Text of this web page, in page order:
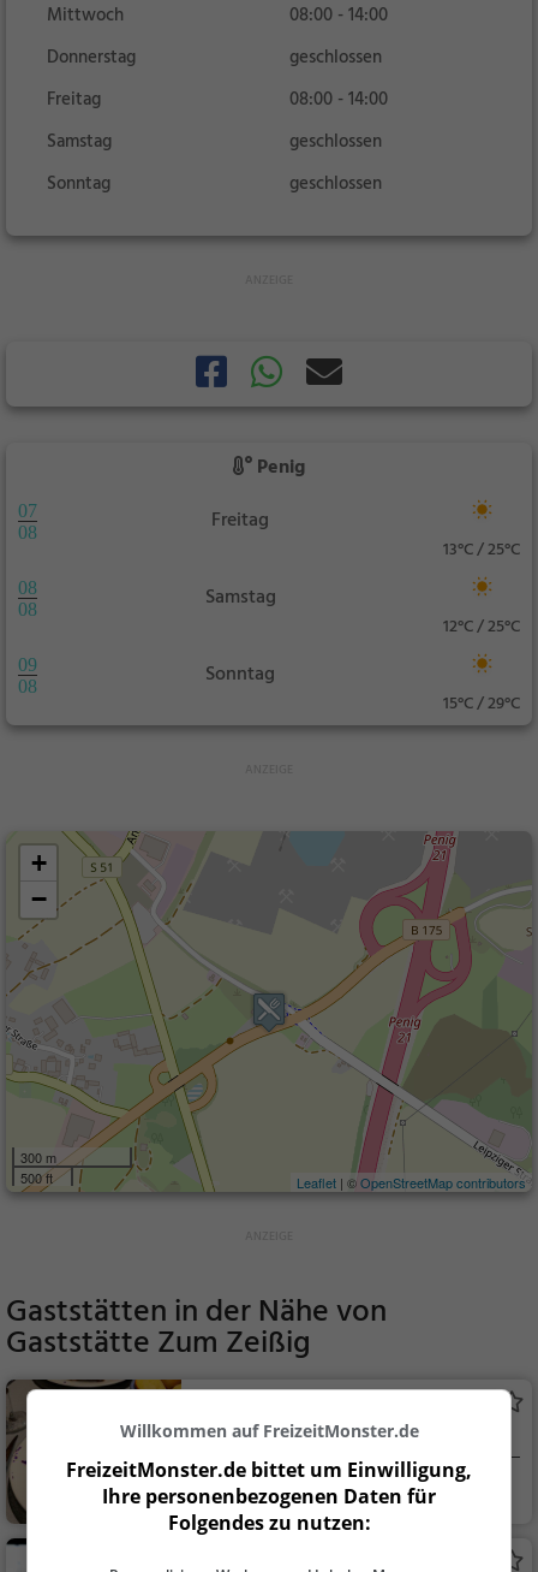
Mittwoch
08:00 - 14:00
Donnerstag
geschlossen
Freitag
08:00 - 14:00
Samstag
geschlossen
Sonntag
geschlossen
Penig
07
08
Freitag
13°C / 25°C
08
08
Samstag
12°C / 25°C
09
08
Sonntag
15°C / 29°C
+
−
300 m
500 ft
Leaflet | ©OpenStreetMap contributors
Gaststätten in der Nähe von
Gaststätte Zum Zeißig
Public House
Restaurant in Penig
Penig
Restaurant, Bar, A
bendessen, Mittagess
en, Amerikanisch, Bur
Pils Pub Club Paradise
Willkommen auf FreizeitMonster.de
FreizeitMonster.de bittet um Einwilligung,
Ihre personenbezogenen Daten für
Folgendes zu nutzen: